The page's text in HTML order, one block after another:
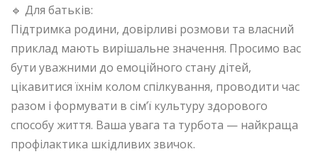
🔹 Для батьків:
Підтримка родини, довірливі розмови та власний
приклад мають вирішальне значення. Просимо вас
бути уважними до емоційного стану дітей,
цікавитися їхнім колом спілкування, проводити час
разом і формувати в сім’ї культуру здорового
способу життя. Ваша увага та турбота — найкраща
профілактика шкідливих звичок.